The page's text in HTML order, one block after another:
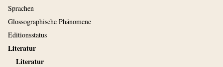
Sprachen
Glossographische Phänomene
Editionsstatus
Literatur
Literatur